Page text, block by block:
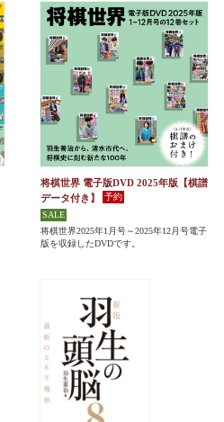
将棋世界 電子版DVD 2025年版【棋譜
データ付き】
将棋世界2025年1月号～2025年12月号電子
版を収録したDVDです。